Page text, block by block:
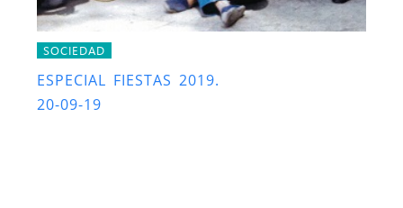
SOCIEDAD
ESPECIAL FIESTAS 2019.
20-09-19